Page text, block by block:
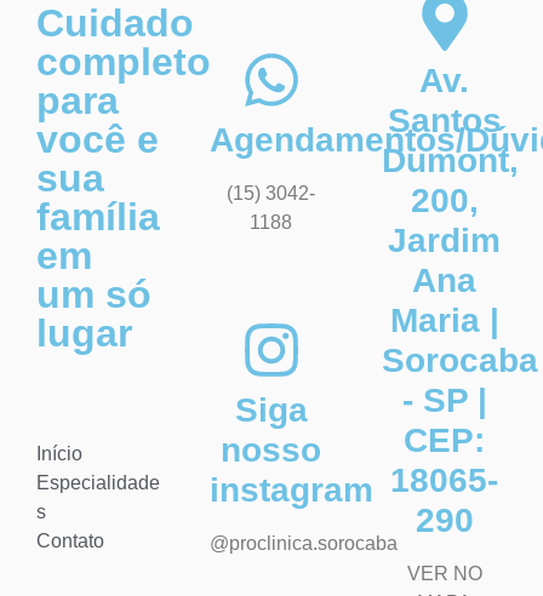
Cuidado
completo
para
você e
sua
família
em
um só
lugar
Início
Especialidade
s
Contato
Agendamentos/
(15) 3042-
1188
Siga
nosso
instagram
@proclinica.sorocaba
Av.
Santos
Dumont,
200,
Jardim
Ana
Maria |
Sorocaba
- SP |
CEP:
18065-
290
VER NO